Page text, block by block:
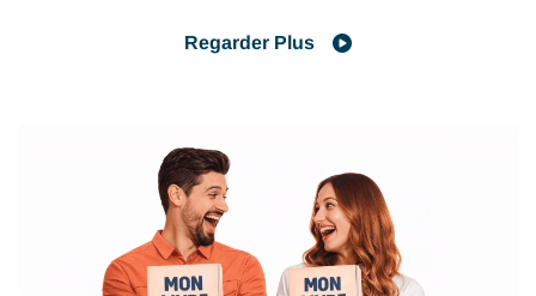
Regarder Plus